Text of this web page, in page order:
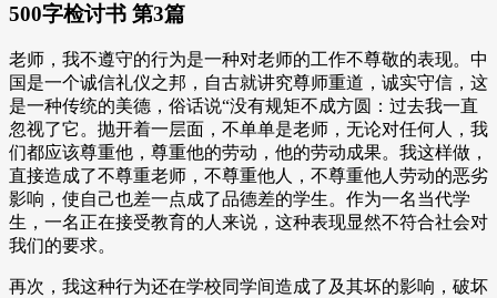
500字检讨书 第3篇
老师，我不遵守的行为是一种对老师的工作不尊敬的表现。中
国是一个诚信礼仪之邦，自古就讲究尊师重道，诚实守信，这
是一种传统的美德，俗话说“没有规矩不成方圆：过去我一直
忽视了它。抛开着一层面，不单单是老师，无论对任何人，我
们都应该尊重他，尊重他的劳动，他的劳动成果。我这样做，
直接造成了不尊重老师，不尊重他人，不尊重他人劳动的恶劣
影响，使自己也差一点成了品德差的学生。作为一名当代学
生，一名正在接受教育的人来说，这种表现显然不符合社会对
我们的要求。
再次，我这种行为还在学校同学间造成了及其坏的影响，破坏